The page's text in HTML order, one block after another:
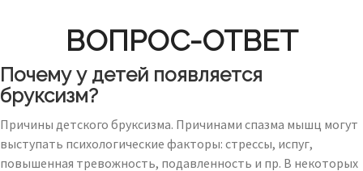
ВОПРОС-ОТВЕТ
Почему у детей появляется
бруксизм?
Причины детского бруксизма. Причинами спазма мышц могут
выступать психологические факторы: стрессы, испуг,
повышенная тревожность, подавленность и пр. В некоторых